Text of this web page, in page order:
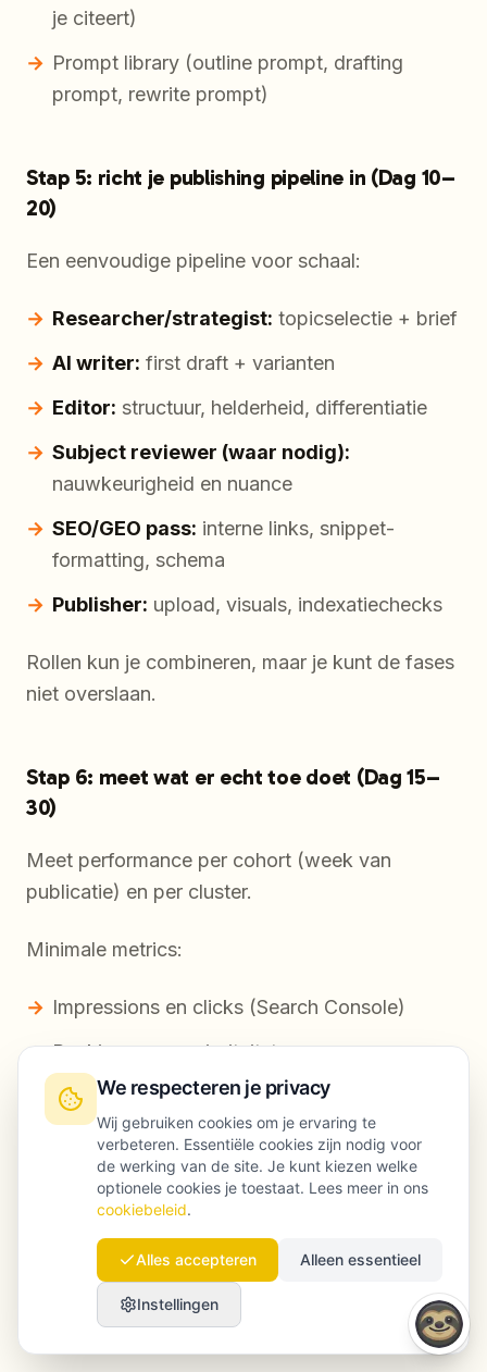
je citeert)
Prompt library (outline prompt, drafting
prompt, rewrite prompt)
Stap 5: richt je publishing pipeline in (Dag 10–
20)
Een eenvoudige pipeline voor schaal:
Researcher/strategist: topicselectie + brief
AI writer: first draft + varianten
Editor: structuur, helderheid, differentiatie
Subject reviewer (waar nodig):
nauwkeurigheid en nuance
SEO/GEO pass: interne links, snippet-
formatting, schema
Publisher: upload, visuals, indexatiechecks
Rollen kun je combineren, maar je kunt de fases
niet overslaan.
Stap 6: meet wat er echt toe doet (Dag 15–
30)
Meet performance per cohort (week van
publicatie) en per cluster.
Minimale metrics:
Impressions en clicks (Search Console)
Rankings voor prioriteitstermen
Assisted conversions of lead-acties
Interne linkkliks (behavior analytics)
Content decay (pagina’s die verkeer
verliezen na 60–120 dagen)
beoordeel niet in week één. SEO-effect
komt later; focus in het begin op indexatie,
We respecteren je privacy
Wij gebruiken cookies om je ervaring te
verbeteren. Essentiële cookies zijn nodig voor
de werking van de site. Je kunt kiezen welke
optionele cookies je toestaat. Lees meer in ons
cookiebeleid.
Alles accepteren Alleen essentieel
Instellingen